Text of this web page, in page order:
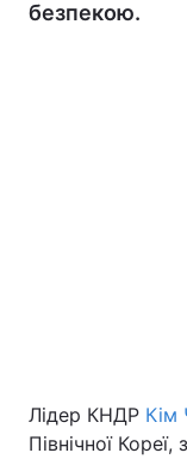
Україна
безпекою.
Лідер КНДР Кім
Північної